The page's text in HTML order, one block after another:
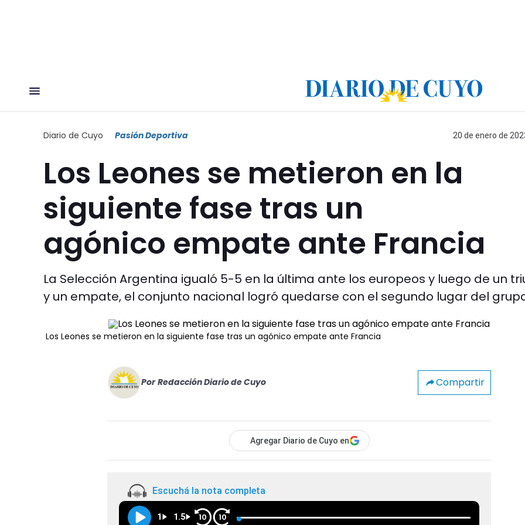
Diario de Cuyo Pasión Deportiva 20 de enero de
Los Leones se metieron en la
siguiente fase tras un
agónico empate ante Francia
La Selección Argentina igualó 5-5 en la última ante los europeos y luego de un
y un empate, el conjunto nacional logró quedarse con el segundo lugar del
Los Leones se metieron en la siguiente fase tras un agónico empate ante Francia
Por Redacción Diario de Cuyo Compartir
Agregar Diario de Cuyo en
Escuchá la nota completa
1 1.5 10 10